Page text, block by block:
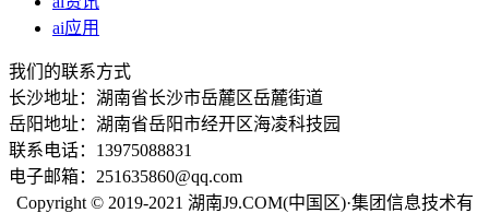
ai应用
我们的联系方式
长沙地址：湖南省长沙市岳麓区岳麓街道
岳阳地址：湖南省岳阳市经开区海凌科技园
联系电话：13975088831
电子邮箱：251635860@qq.com
Copyright © 2019-2021 湖南J9.COM(中国区)·集团信息技术有